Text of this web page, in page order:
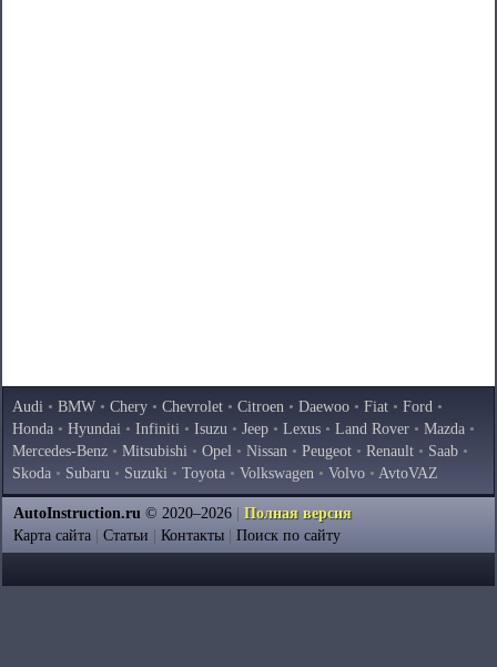
Audi • BMW • Chery • Chevrolet • Citroen • Daewoo • Fiat • Ford •
Honda • Hyundai • Infiniti • Isuzu • Jeep • Lexus • Land Rover • Mazda •
Mercedes-Benz • Mitsubishi • Opel • Nissan • Peugeot • Renault • Saab •
Skoda • Subaru • Suzuki • Toyota • Volkswagen • Volvo • AvtoVAZ
AutoInstruction.ru © 2020–2026
Полная версия
Карта сайта
Статьи Контакты Поиск по сайту